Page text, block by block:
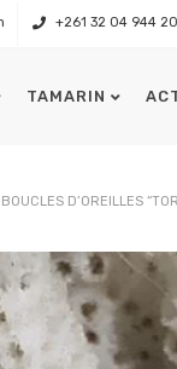
+261 32 04 944 20
TAMARIN
BOUCLES D’OREILLES